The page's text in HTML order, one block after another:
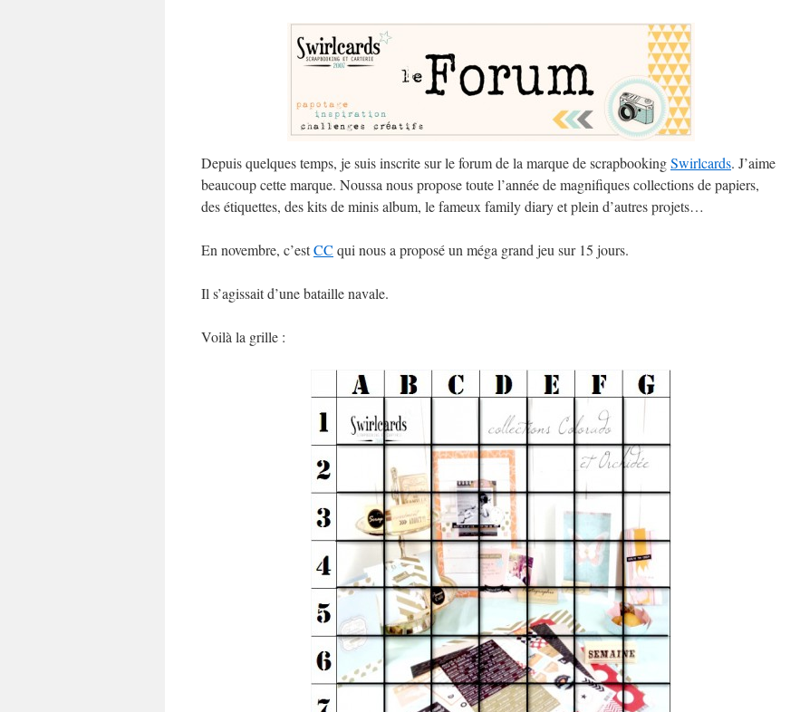
Depuis quelques temps, je suis inscrite sur le forum de la marque de scrapbookingSwirlcards. J’aime
beaucoup cette marque. Noussa nous propose toute l’année de magnifiques collections de papiers,
des étiquettes, des kits de minis album, le fameux family diary et plein d’autres projets…
En novembre, c’estCC qui nous a proposé un méga grand jeu sur 15 jours.
Il s’agissait d’une bataille navale.
Voilà la grille :